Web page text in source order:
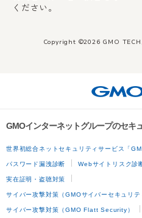
ください。
Copyright ©2026 GMO
GMOインターネットグループのセキ
世界初総合ネットセキュリティサービス「
パスワード漏洩診断 Webサイトリスク診
実在証明・盗聴対策
サイバー攻撃対策（GMOサイバーセキュリテ
サイバー攻撃対策（GMO Flatt Security）